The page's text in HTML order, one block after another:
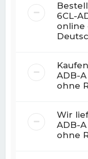
6CL-
online
ADB-
ohne
Wir
ADB-
ohne